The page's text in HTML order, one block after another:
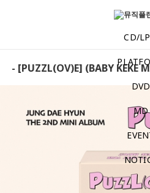
CD/LP
DVD
MD
[PUZZL(OV)E] (BABY KEKE